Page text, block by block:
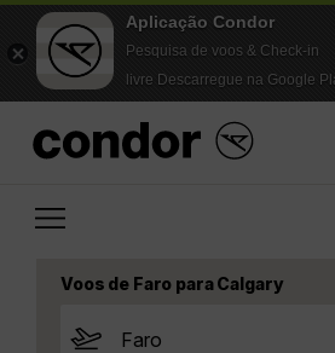
Aplicação Condor
Pesquisa de voos & Check-in
livre Descarregue na Google
Voos de Faro para Calgary